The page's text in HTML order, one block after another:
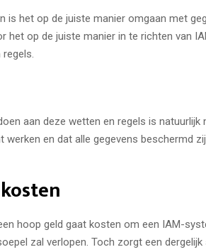
is het op de juiste manier omgaan met
het op de juiste manier in te richten van
aan deze wetten en regels is
werken en dat alle gegevens beschermd
hoop geld gaat kosten om een IAM-
zal verlopen. Toch zorgt een